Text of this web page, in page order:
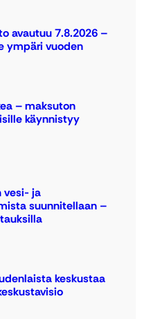
avautuu 7.8.2026 –
ympäri vuoden
– maksuton
käynnistyy
vesi- ja
suunnitellaan –
keskustaa